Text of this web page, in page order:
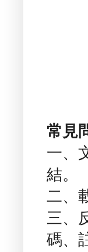
常見
一、
結。
二、
三、
碼、